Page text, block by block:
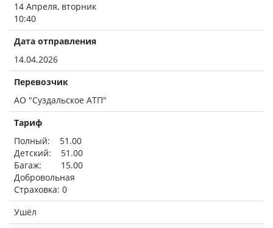
14 Апреля, вторник
10:40
Дата отправления
14.04.2026
Перевозчик
АО "Суздальское АТП"
Тариф
Полный: 51.00
Детский: 51.00
Багаж: 15.00
Добровольная
Страховка: 0
Ушёл